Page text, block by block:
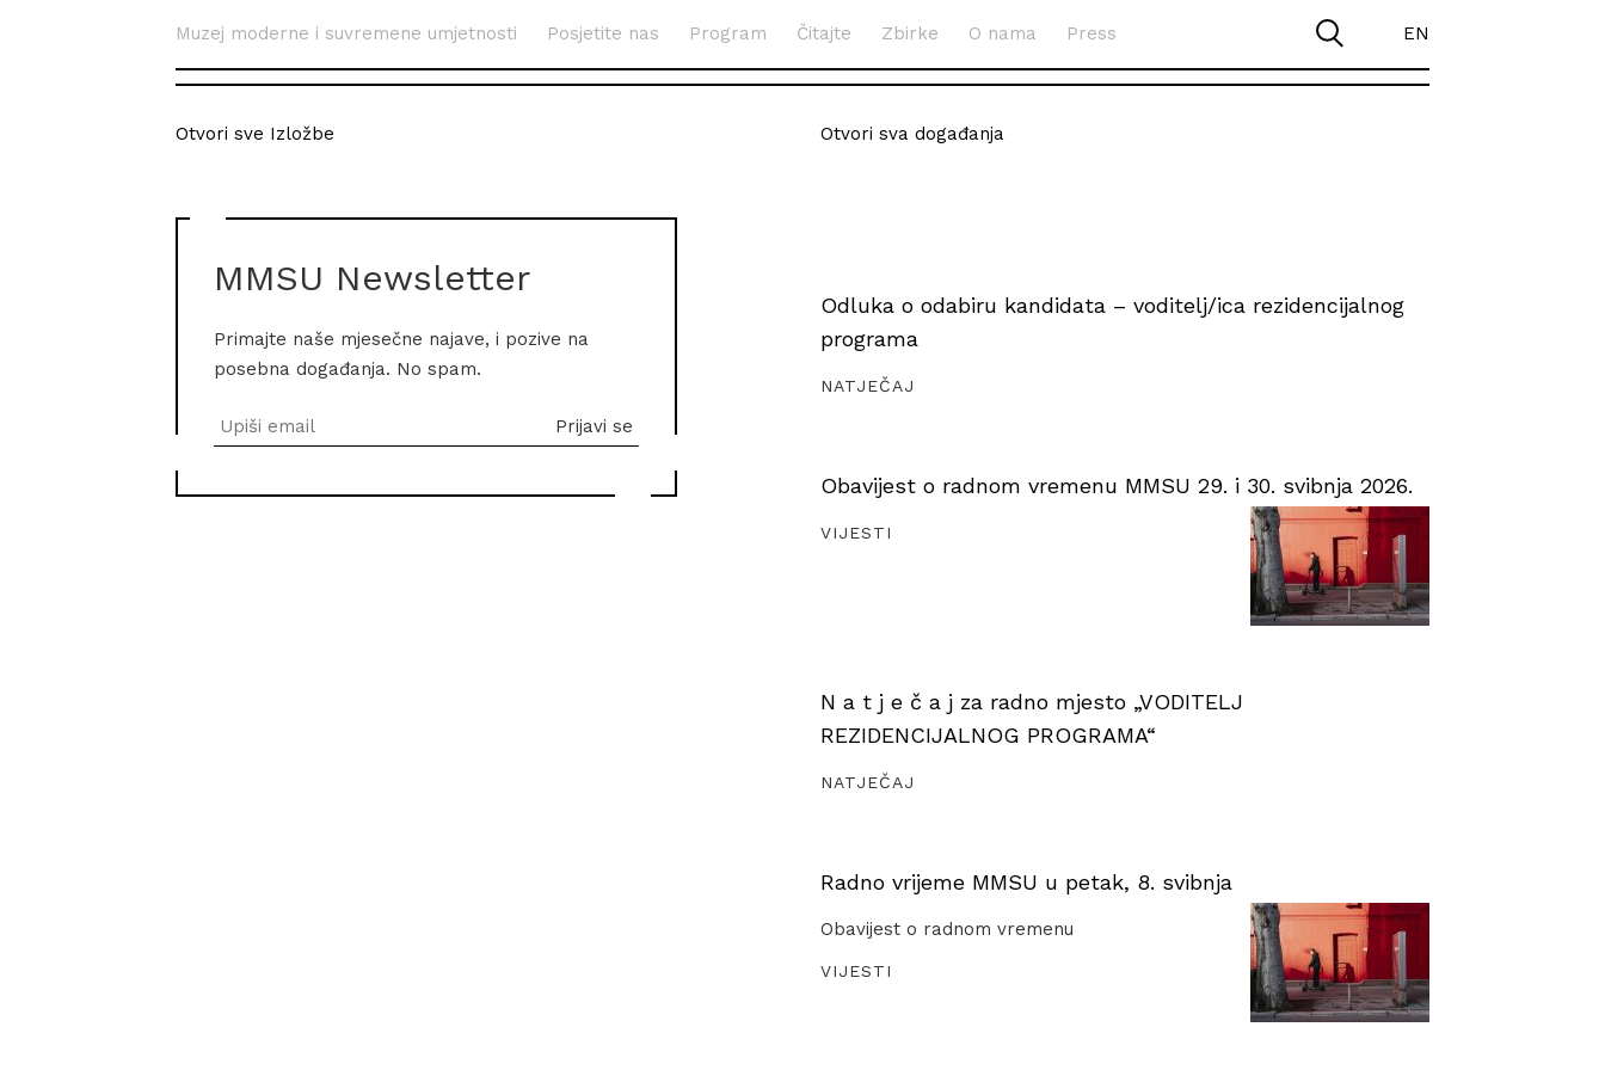
Muzej moderne i suvremene umjetnosti Posjetite nas Program Čitajte Zbirke O nama Press EN
Otvori sve Izložbe
MMSU Newsletter
Primajte naše mjesečne najave, i pozive na
posebna događanja. No spam.
Otvori sva događanja
Odluka o odabiru kandidata – voditelj/ica rezidencijalnog
programa
NATJEČAJ
Obavijest o radnom vremenu MMSU 29. i 30. svibnja 2026.
VIJESTI
N a t j e č a j za radno mjesto „VODITELJ
REZIDENCIJALNOG PROGRAMA“
NATJEČAJ
Radno vrijeme MMSU u petak, 8. svibnja
Obavijest o radnom vremenu
VIJESTI